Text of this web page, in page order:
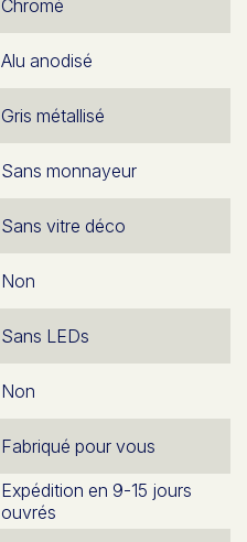
Chromé
Alu anodisé
Gris métallisé
Sans monnayeur
Sans vitre déco
Non
Sans LEDs
Non
Fabriqué pour vous
Expédition en 9-15 jours
ouvrés